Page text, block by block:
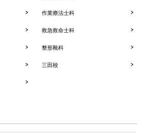
作業療法士科
救急救命士科
整形靴科
三田校